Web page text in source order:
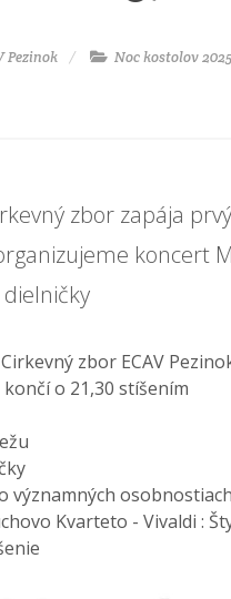
Pezinok Noc kostolov 2025
zbor zapája
koncert
zbor ECAV
o 21,30 stíšením
významných
Kvarteto - Vivaldi :